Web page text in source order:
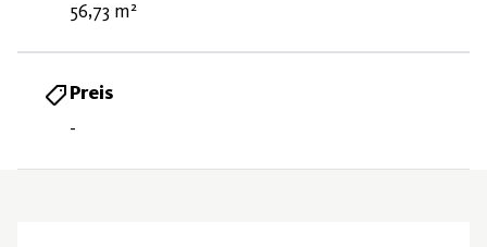
56,73 m²
Preis
-